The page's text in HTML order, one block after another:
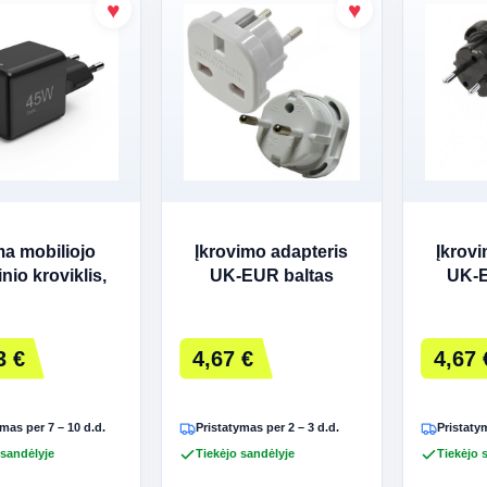
mobiliojo
kroviklis,
€
per 7 – 10 d.d.
Įkrovimo adapteris
UK-EUR baltas
4,67 €
Pristatymas per 2 – 3 d.d.
Tiekėjo sandėlyje
UK-
4,67
Tiekėjo